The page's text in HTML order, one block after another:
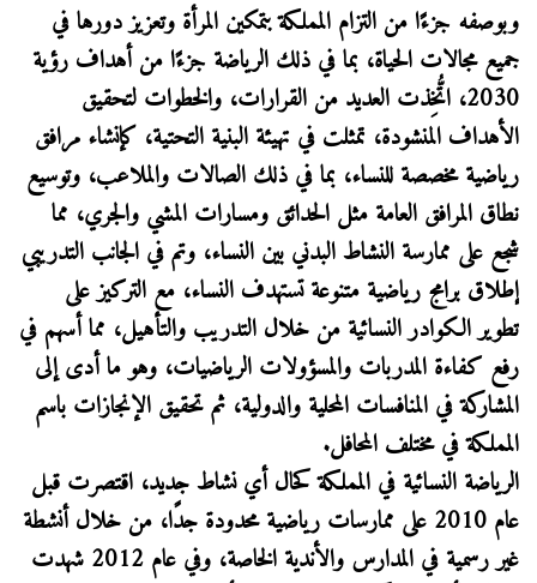
وبوصفه جزءًا من التزام المملكة بتمكين المرأة وتعزيز دورها في
جميع مجالات الحياة، بما في ذلك الرياضة جزءًا من أهداف رؤية
2030، اتُّخِذت العديد من القرارات، والخطوات لتحقيق
الأهداف المنشودة، تمثلت في تهيئة البنية التحتية، كإنشاء مرافق
رياضية مخصصة للنساء، بما في ذلك الصالات والملاعب، وتوسيع
نطاق المرافق العامة مثل الحدائق ومسارات المشي والجري، مما
شجع على ممارسة النشاط البدني بين النساء، وتم في الجانب التدريبي
إطلاق برامج رياضية متنوعة تستهدف النساء، مع التركيز على
تطوير الكوادر النسائية من خلال التدريب والتأهيل، مما أسهم في
رفع كفاءة المدربات والمسؤولات الرياضيات، وهو ما أدى إلى
المشاركة في المنافسات المحلية والدولية، ثم تحقيق الإنجازات باسم
المملكة في مختلف المحافل.
الرياضة النسائية في المملكة كحال أي نشاط جديد، اقتصرت قبل
عام 2010 على ممارسات رياضية محدودة جدًا، من خلال أنشطة
غير رسمية في المدارس والأندية الخاصة، وفي عام 2012 شهدت